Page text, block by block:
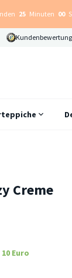
24 Minuten 59
Kundenbewertung
Creme
Euro